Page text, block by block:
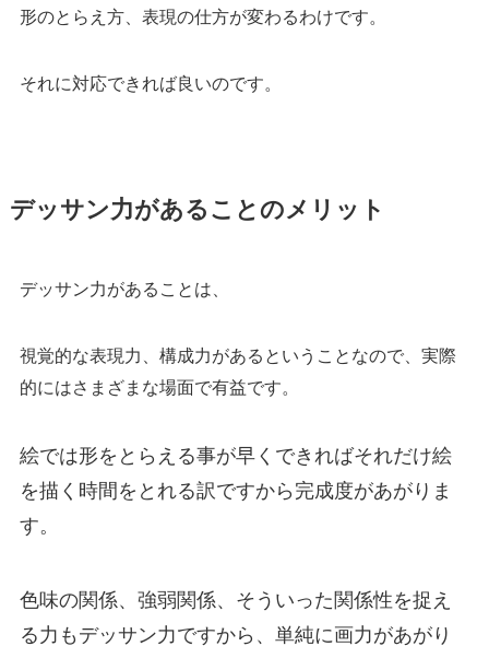
形のとらえ方、表現の仕方が変わるわけです。
それに対応できれば良いのです。
デッサン力があることのメリット
デッサン力があることは、
視覚的な表現力、構成力があるということなので、実際
的にはさまざまな場面で有益です。
絵では形をとらえる事が早くできればそれだけ絵
を描く時間をとれる訳ですから完成度があがりま
す。
色味の関係、強弱関係、そういった関係性を捉え
る力もデッサン力ですから、単純に画力があがり